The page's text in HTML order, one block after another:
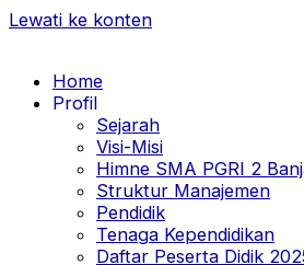
Lewati ke konten
Home
Profil
Sejarah
Visi-Misi
Himne SMA PGRI 2
Struktur Manajemen
Pendidik
Tenaga Kependidikan
Daftar Peserta Didik